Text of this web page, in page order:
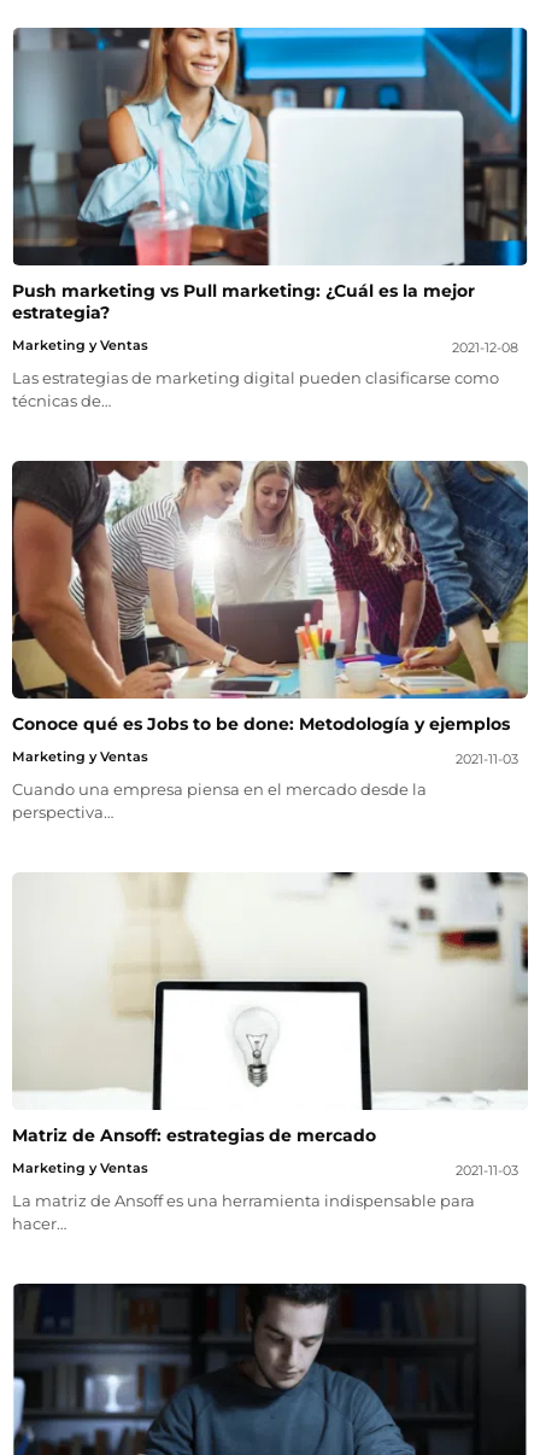
Push marketing vs Pull marketing: ¿Cuál es la mejor
estrategia?
Marketing y Ventas 2021-12-08
Las estrategias de marketing digital pueden clasificarse como
técnicas de…
Conoce qué es Jobs to be done: Metodología y ejemplos
Marketing y Ventas 2021-11-03
Cuando una empresa piensa en el mercado desde la
perspectiva…
Matriz de Ansoff: estrategias de mercado
Marketing y Ventas 2021-11-03
La matriz de Ansoff es una herramienta indispensable para
hacer…